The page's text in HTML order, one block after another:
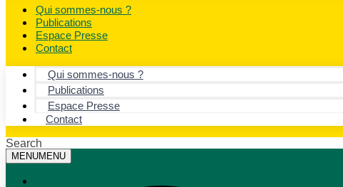
Qui sommes-nous ?
Publications
Espace Presse
Contact
Qui sommes-nous ?
Publications
Espace Presse
Contact
Search
MENUMENU